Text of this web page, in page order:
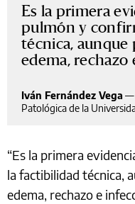
Es la primera
pulmón y
técnica,
edema, rechazo
Iván Fernández Vega —
Patológica de la
“Es la primera
la factibilidad técnica,
edema, rechazo e